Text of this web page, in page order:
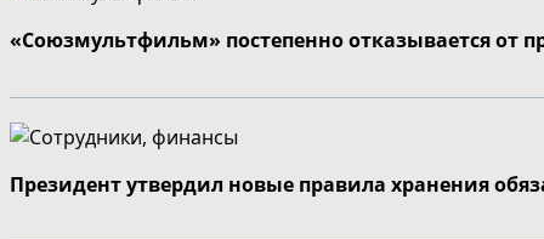
«Союзмультфильм» постепенно отказывается от
Президент утвердил новые правила хранения